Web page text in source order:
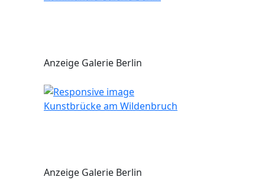
Anzeige Galerie Berlin
Kunstbrücke am Wildenbruch
Anzeige Galerie Berlin